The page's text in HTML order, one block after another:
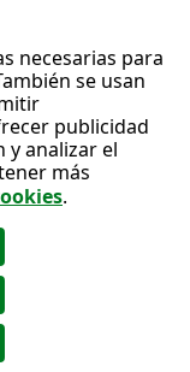
necesarias para
se usan
publicidad
y analizar el
más
.